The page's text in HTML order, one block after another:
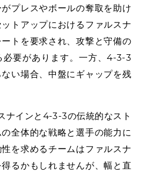
プレスやボールの奪取を助け
トアップにおけるファルスナ
トを要求され、攻撃と守備の
必要があります。一方、4-3-3
い場合、中盤にギャップを残
ナインと4-3-3の伝統的なスト
全体的な戦略と選手の能力に
を求めるチームはファルスナ
るかもしれませんが、幅と直